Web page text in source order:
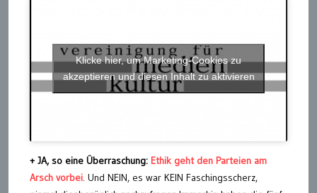
Klicke hier, um Marketing-Cookies zu
akzeptieren und diesen Inhalt zu aktivieren
+ JA, so eine Überraschung: Ethik geht den Parteien am
Arsch vorbei. Und NEIN, es war KEIN Faschingsscherz,